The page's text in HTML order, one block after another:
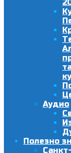
Аудио
Полезно